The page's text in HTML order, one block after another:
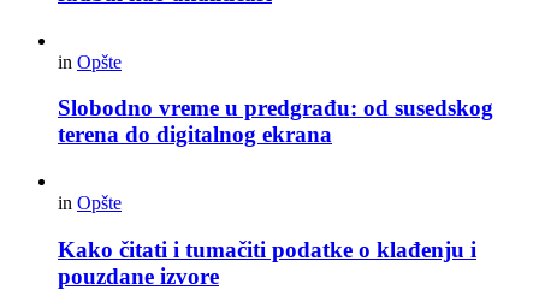
in Opšte
Slobodno vreme u predgrađu: od susedskog
terena do digitalnog ekrana
in Opšte
Kako čitati i tumačiti podatke o klađenju i
pouzdane izvore